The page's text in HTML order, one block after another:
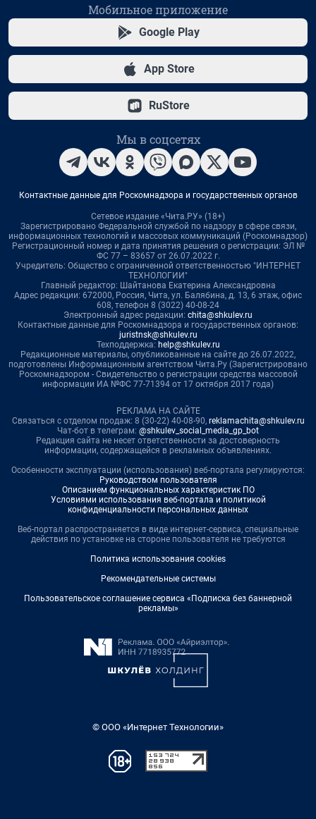
Мобильное приложение
Google Play
App Store
RuStore
Мы в соцсетях
Контактные данные для Роскомнадзора и государственных органов
Сетевое издание «Чита.РУ» (18+)
Зарегистрировано Федеральной службой по надзору в сфере связи,
информационных технологий и массовых коммуникаций (Роскомнадзор)
Регистрационный номер и дата принятия решения о регистрации: ЭЛ №
ФС 77 – 83657 от 26.07.2022 г.
Учредитель: Общество с ограниченной ответственностью "ИНТЕРНЕТ
ТЕХНОЛОГИИ"
Главный редактор: Шайтанова Екатерина Александровна
Адрес редакции: 672000, Россия, Чита, ул. Балябина, д. 13, 6 этаж, офис
608, телефон 8 (3022) 40-08-24
Электронный адрес редакции: chita@shkulev.ru
Контактные данные для Роскомнадзора и государственных органов:
juristnsk@shkulev.ru
Техподдержка: help@shkulev.ru
Редакционные материалы, опубликованные на сайте до 26.07.2022,
подготовлены Информационным агентством Чита.Ру (Зарегистрировано
Роскомнадзором - Свидетельство о регистрации средства массовой
информации ИА №ФС 77-71394 от 17 октября 2017 года)
РЕКЛАМА НА САЙТЕ
Связаться с отделом продаж: 8 (30-22) 40-08-90, reklamachita@shkulev.ru
Чат-бот в телеграм: @shkulev_social_media_gp_bot
Редакция сайта не несет ответственности за достоверность
информации, содержащейся в рекламных объявлениях.
Особенности эксплуатации (использования) веб-портала регулируются:
Руководством пользователя
Описанием функциональных характеристик ПО
Условиями использования веб-портала и политикой
конфиденциальности персональных данных
Веб-портал распространяется в виде интернет-сервиса, специальные
действия по установке на стороне пользователя не требуются
Политика использования cookies
Рекомендательные системы
Пользовательское соглашение сервиса «Подписка без баннерной
рекламы»
© ООО «Интернет Технологии»